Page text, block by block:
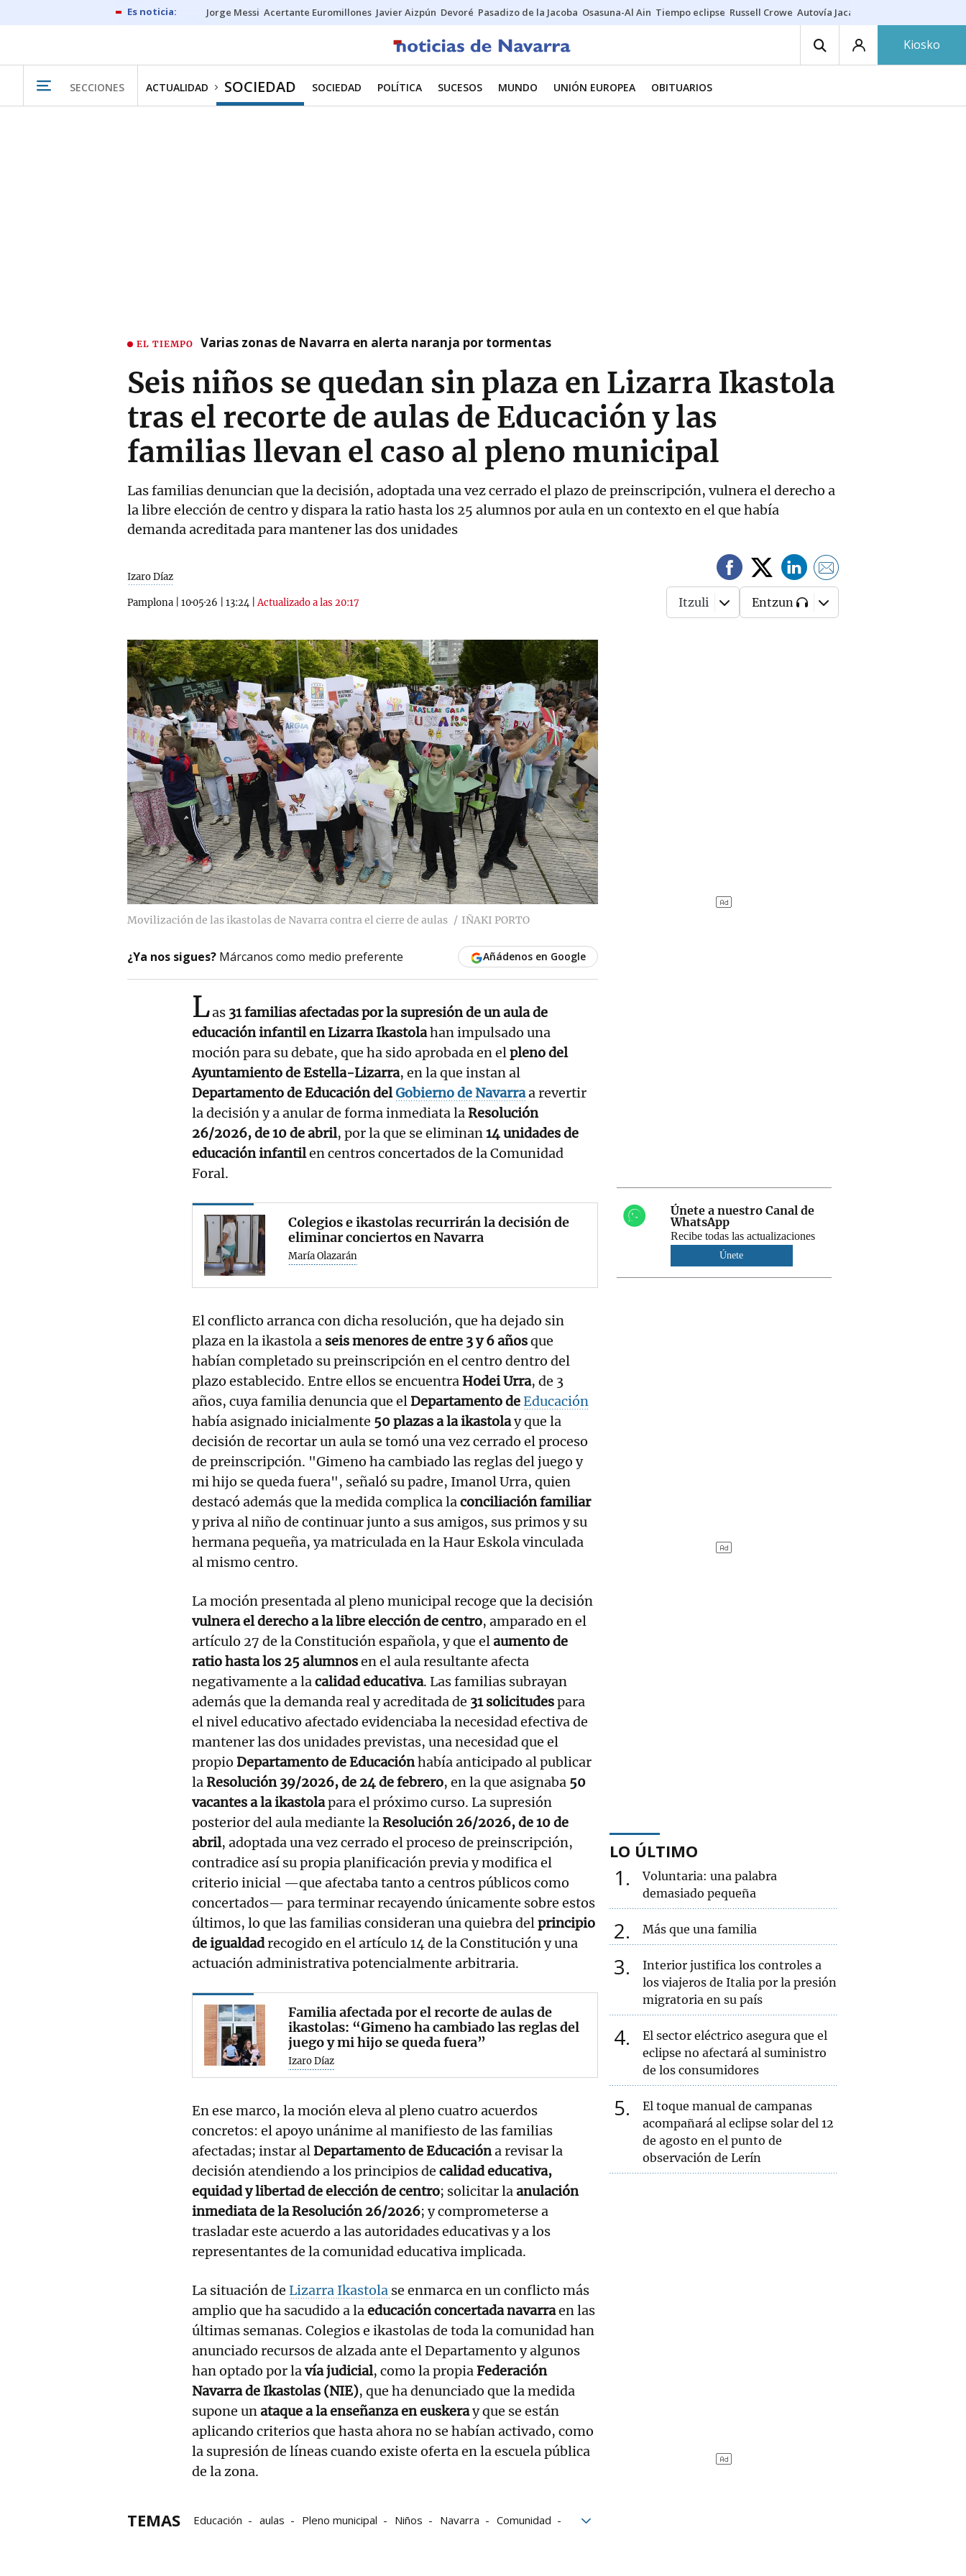
Jorge Messi Acertante Euromillones Javier Aizpún Devoré Pasadizo de la Jacoba Osasuna-Al Ain Tiempo eclipse Russell Crowe Autovía Jaca
Kiosko
SECCIONES ACTUALIDAD SOCIEDAD SOCIEDAD POLÍTICA SUCESOS MUNDO UNIÓN EUROPEA OBITUARIOS
EL TIEMPO Varias zonas de Navarra en alerta naranja por tormentas
Seis niños se quedan sin plaza en Lizarra Ikastola
tras el recorte de aulas de Educación y las
familias llevan el caso al pleno municipal
Las familias denuncian que la decisión, adoptada una vez cerrado el plazo de preinscripción, vulnera el derecho a
la libre elección de centro y dispara la ratio hasta los 25 alumnos por aula en un contexto en el que había
demanda acreditada para mantener las dos unidades
Izaro Díaz
Pamplona 10·05·26 13:24 |Actualizado a las 20:17 Itzuli Entzun
Movilización de las ikastolas de Navarra contra el cierre de aulas IÑAKI PORTO
¿Ya nos sigues? Márcanos como medio preferente Añádenos en Google
Las 31 familias afectadas por la supresión de un aula de
educación infantil en Lizarra Ikastolahan impulsado una
moción para su debate, que ha sido aprobada en elpleno del
Ayuntamiento de Estella-Lizarra, en la que instan al
Departamento de Educación delGobierno de Navarraa revertir
la decisión y a anular de forma inmediata laResolución
26/2026, de 10 de abril, por la que se eliminan14 unidades de
educación infantilen centros concertados de la Comunidad
Foral.
Colegios e ikastolas recurrirán la decisión de
eliminar conciertos en Navarra
María Olazarán
El conflicto arranca con dicha resolución, que ha dejado sin
plaza en la ikastola a seis menores de entre 3 y 6 añosque
habían completado su preinscripción en el centro dentro del
plazo establecido. Entre ellos se encuentra Hodei Urra, de 3
años, cuya familia denuncia que elDepartamento deEducación
había asignado inicialmente 50 plazas a la ikastolay que la
decisión de recortar un aula se tomó una vez cerrado el proceso
de preinscripción. "Gimeno ha cambiado las reglas del juego y
mi hijo se queda fuera", señaló su padre, Imanol Urra, quien
destacó además que la medida complica laconciliación familiar
y priva al niño de continuar junto a sus amigos, sus primos y su
hermana pequeña, ya matriculada en la Haur Eskola vinculada
al mismo centro.
La moción presentada al pleno municipal recoge que la decisión
vulnera el derecho a la libre elección de centro, amparado en el
artículo 27 de la Constitución española, y que elaumento de
ratio hasta los 25 alumnosen el aula resultante afecta
negativamente a lacalidad educativa. Las familias subrayan
además que la demanda real y acreditada de 31 solicitudespara
el nivel educativo afectado evidenciaba la necesidad efectiva de
mantener las dos unidades previstas, una necesidad que el
propio Departamento de Educaciónhabía anticipado al publicar
laResolución 39/2026, de 24 de febrero, en la que asignaba 50
vacantes a la ikastolapara el próximo curso. La supresión
posterior del aula mediante laResolución 26/2026, de 10 de
abril, adoptada una vez cerrado el proceso de preinscripción,
contradice así su propia planificación previa y modifica el
criterio inicial —que afectaba tanto a centros públicos como
concertados— para terminar recayendo únicamente sobre estos
últimos, lo que las familias consideran una quiebra delprincipio
de igualdadrecogido en el artículo 14 de la Constitución y una
actuación administrativa potencialmente arbitraria.
Familia afectada por el recorte de aulas de
ikastolas: “Gimeno ha cambiado las reglas del
juego y mi hijo se queda fuera”
Izaro Díaz
En ese marco, la moción eleva al pleno cuatro acuerdos
concretos: el apoyo unánime al manifiesto de las familias
afectadas; instar alDepartamento de Educacióna revisar la
decisión atendiendo a los principios de calidad educativa,
equidad y libertad de elección de centro; solicitar laanulación
inmediata de la Resolución 26/2026; y comprometerse a
trasladar este acuerdo a las autoridades educativas y a los
representantes de la comunidad educativa implicada.
La situación de Lizarra Ikastola se enmarca en un conflicto más
amplio que ha sacudido a laeducación concertada navarraen las
últimas semanas. Colegios e ikastolas de toda la comunidad han
anunciado recursos de alzada ante el Departamento y algunos
han optado por lavía judicial, como la propiaFederación
Navarra de Ikastolas (NIE), que ha denunciado que la medida
supone unataque a la enseñanza en euskeray que se están
aplicando criterios que hasta ahora no se habían activado, como
la supresión de líneas cuando existe oferta en la escuela pública
de la zona.
TEMAS Educación aulas Pleno municipal Niños Navarra
Comunidad
Únete a nuestro Canal de
WhatsApp
Recibe todas las actualizaciones
Únete
LO ÚLTIMO
1
Voluntaria: una palabra
demasiado pequeña
2 Más que una familia
3
Interior justifica los controles a
los viajeros de Italia por la presión
migratoria en su país
4
El sector eléctrico asegura que el
eclipse no afectará al suministro
de los consumidores
5
El toque manual de campanas
acompañará al eclipse solar del 12
de agosto en el punto de
observación de Lerín